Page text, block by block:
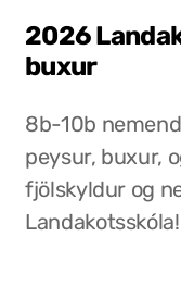
2026
buxur
8b-10b
peysur, buxur,
fjölskyldur og
Landakotsskóla!